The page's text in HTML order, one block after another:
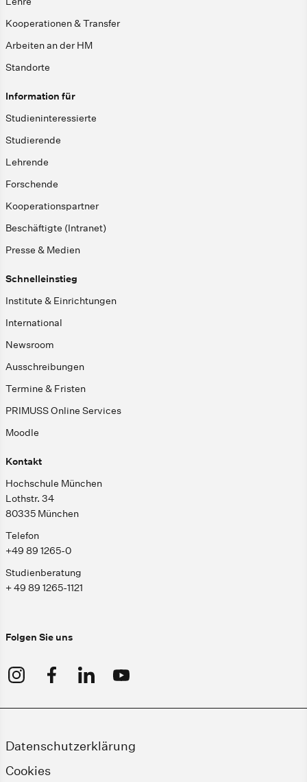
Kooperationen & Transfer
Arbeiten an der HM
Standorte
Information für
Studieninteressierte
Studierende
Lehrende
Forschende
Kooperationspartner
Beschäftigte (Intranet)
Presse & Medien
Schnelleinstieg
Institute & Einrichtungen
International
Newsroom
Ausschreibungen
Termine & Fristen
PRIMUSS Online Services
Moodle
Kontakt
Hochschule München
Lothstr. 34
80335 München
Telefon
+49 89 1265-0
Studienberatung
+ 49 89 1265-1121
Folgen Sie uns
Datenschutzerklärung
Cookies